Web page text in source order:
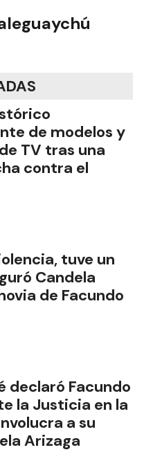
de modelos y
TV tras una
contra el
tuve un
Candela
de Facundo
declaró Facundo
la Justicia en la
a su
Arizaga